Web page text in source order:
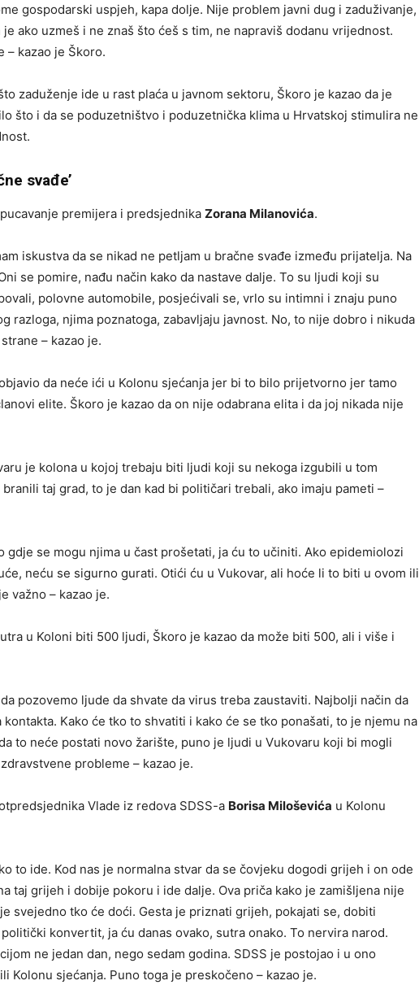
gospodarski uspjeh, kapa dolje. Nije problem javni dug i zaduživanje,
ako uzmeš i ne znaš što ćeš s tim, ne napraviš dodanu vrijednost.
– kazao je Škoro.
zaduženje ide u rast plaća u javnom sektoru, Škoro je kazao da je
što i da se poduzetništvo i poduzetnička klima u Hrvatskoj stimulira ne
svađe’
premijera i predsjednika Zorana Milanovića.
iskustva da se nikad ne petljam u bračne svađe između prijatelja. Na
se pomire, nađu način kako da nastave dalje. To su ljudi koji su
polovne automobile, posjećivali se, vrlo su intimni i znaju puno
razloga, njima poznatoga, zabavljaju javnost. No, to nije dobro i nikuda
– kazao je.
da neće ići u Kolonu sjećanja jer bi to bilo prijetvorno jer tamo
elite. Škoro je kazao da on nije odabrana elita i da joj nikada nije
je kolona u kojoj trebaju biti ljudi koji su nekoga izgubili u tom
taj grad, to je dan kad bi političari trebali, ako imaju pameti –
gdje se mogu njima u čast prošetati, ja ću to učiniti. Ako epidemiolozi
neću se sigurno gurati. Otići ću u Vukovar, ali hoće li to biti u ovom ili
važno – kazao je.
u Koloni biti 500 ljudi, Škoro je kazao da može biti 500, ali i više i
pozovemo ljude da shvate da virus treba zaustaviti. Najbolji način da
kontakta. Kako će tko to shvatiti i kako će se tko ponašati, to je njemu na
to neće postati novo žarište, puno je ljudi u Vukovaru koji bi mogli
probleme – kazao je.
Vlade iz redova SDSS-a Borisa Miloševića u Kolonu
to ide. Kod nas je normalna stvar da se čovjeku dogodi grijeh i on ode
taj grijeh i dobije pokoru i ide dalje. Ova priča kako je zamišljena nije
svejedno tko će doći. Gesta je priznati grijeh, pokajati se, dobiti
konvertit, ja ću danas ovako, sutra onako. To nervira narod.
ne jedan dan, nego sedam godina. SDSS je postojao i u ono
Kolonu sjećanja. Puno toga je preskočeno – kazao je.